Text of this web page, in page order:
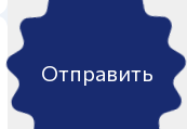
Отправить